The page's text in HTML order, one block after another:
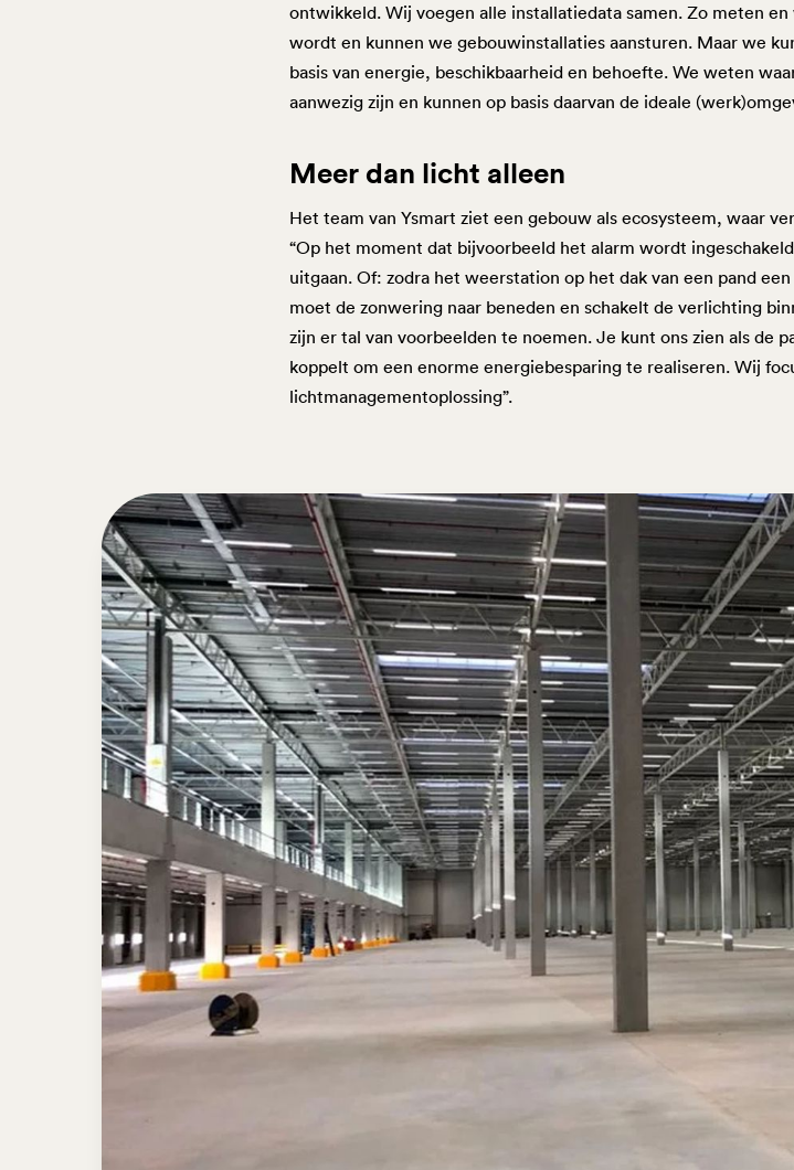
ontwikkeld. Wij voegen alle installatiedata samen. Zo meten
wordt en kunnen we gebouwinstallaties aansturen. Maar we
basis van energie, beschikbaarheid en behoefte. We weten
aanwezig zijn en kunnen op basis daarvan de ideale
Meer dan licht alleen
Het team van Ysmart ziet een gebouw als ecosysteem, waar
“Op het moment dat bijvoorbeeld het alarm wordt
uitgaan. Of: zodra het weerstation op het dak van een pand
moet de zonwering naar beneden en schakelt de verlichting
zijn er tal van voorbeelden te noemen. Je kunt ons zien als de
koppelt om een enorme energiebesparing te realiseren. Wij
lichtmanagementoplossing”.